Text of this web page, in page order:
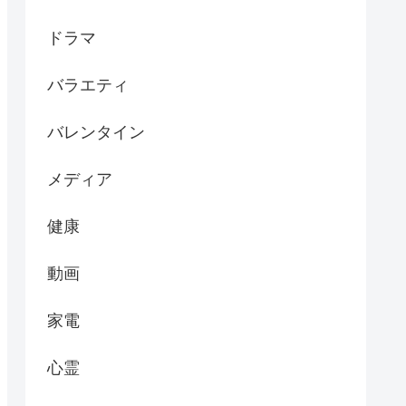
ドラマ
バラエティ
バレンタイン
メディア
健康
動画
家電
心霊